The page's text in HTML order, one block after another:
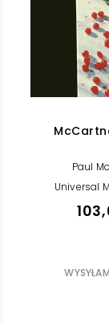
Paul
Universal